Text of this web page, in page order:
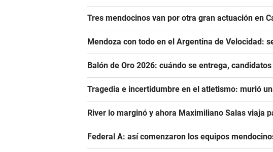
Tres mendocinos van por otra gran actuación en
Mendoza con todo en el Argentina de Velocidad:
Balón de Oro 2026: cuándo se entrega,
Tragedia e incertidumbre en el atletismo: murió
River lo marginó y ahora Maximiliano Salas viaja
Federal A: así comenzaron los equipos